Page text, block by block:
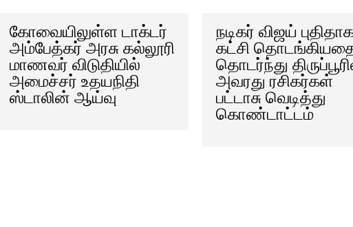
கோவையிலுள்ள டாக்டர்
அம்பேத்கர் அரசு கல்லூரி
மாணவர் விடுதியில்
அமைச்சர் உதயநிதி
ஸ்டாலின் ஆய்வு
நடிகர் விஜய்
கட்சி
தொடர்ந்து
அவரது ரசிகர்கள்
பட்டாசு வெடித்து
கொண்டாட்டம்